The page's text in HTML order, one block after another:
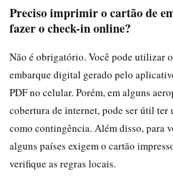
Preciso imprimir o cartão de
fazer o check-in online?
Não é obrigatório. Você pode utilizar
embarque digital gerado pelo
PDF no celular. Porém, em alguns
cobertura de internet, pode ser útil ter
como contingência. Além disso, para
alguns países exigem o cartão
verifique as regras locais.